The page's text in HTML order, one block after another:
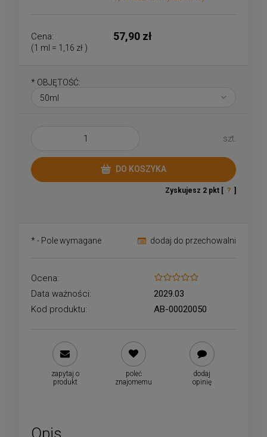
Cena: 57,90 zł
(1 ml = 1,16 zł )
* OBJĘTOŚĆ:
szt.
DO KOSZYKA
Zyskujesz 2 pkt [ ? ]
dodaj do przechowalni
* - Pole wymagane
Ocena:
Data ważności:
2029.03
Kod produktu:
AB-00020050
zapytaj o
produkt
poleć
znajomemu
dodaj
opinię
Opis